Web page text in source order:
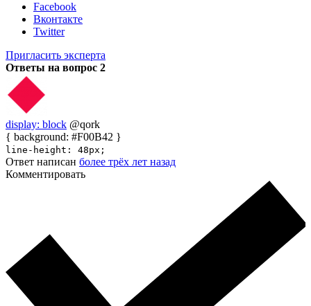
Facebook
Вконтакте
Twitter
Пригласить эксперта
Ответы на вопрос 2
display: block @qork
{ background: #F00B42 }
line-height: 48px;
Ответ написан более трёх лет назад
Комментировать